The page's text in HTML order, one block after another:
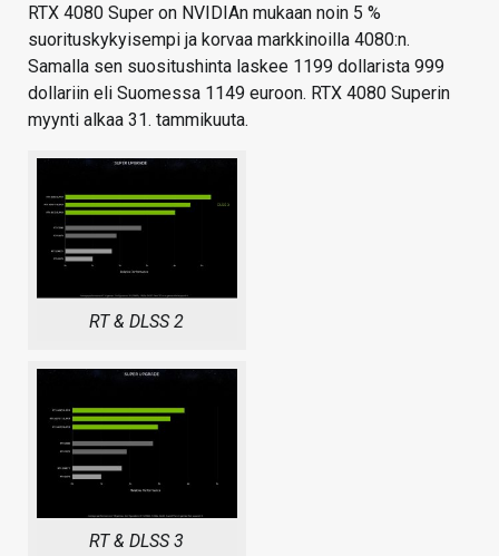
RTX 4080 Super on NVIDIAn mukaan noin 5 %
suorituskykyisempi ja korvaa markkinoilla 4080:n.
Samalla sen suositushinta laskee 1199 dollarista 999
dollariin eli Suomessa 1149 euroon. RTX 4080 Superin
myynti alkaa 31. tammikuuta.
RT & DLSS 2
RT & DLSS 3